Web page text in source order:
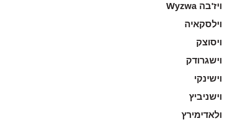
ויז'בה Wyzwa
וילסקאיה
ויסוצק
וישגרודק
וישינקי
וישניביץ
ולאדימירץ